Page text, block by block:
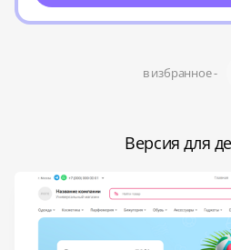
в избранное -
Версия для